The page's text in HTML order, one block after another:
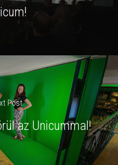
Post
az Unicummal!